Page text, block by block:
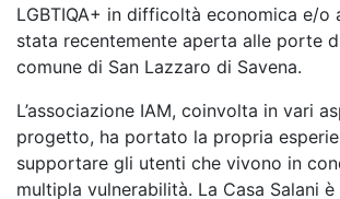
LGBTIQA+ in difficoltà economica e/o
stata recentemente aperta alle porte
comune di San Lazzaro di Savena.
L’associazione IAM, coinvolta in vari
progetto, ha portato la propria
supportare gli utenti che vivono in
multipla vulnerabilità. La Casa Salani